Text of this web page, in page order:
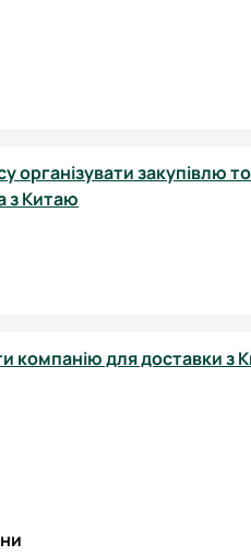
організувати закупівлю
з Китаю
компанію для доставки з